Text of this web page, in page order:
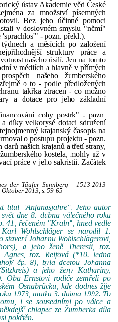
ústav Akademie věd České
za množství písemných
Bez jeho účinné pomoci
v doslovném smyslu "němí"
- pozn. překl.).
a měsících po založení
struktury práce a
našeho úsilí. Jen na tomto
v médiích a hlavně v přímých
našeho žumberského
o to - podle předložených
takřka ztracen - co možno
a dotace pro jeho základní
coby postrk" - pozn.
díky velkorysé dotaci sdružení
krajanský časopis na
o postupu projektu - pozn.
našich krajanů a třetí strany,
kostela, mohly už v
práce v jeho sakristii. Začátek
der Täufer Sonnberg - 1513-2013 -
2013, s. 59-65
titul "Anfangsjahre". Jeho autor
dne 8. dubna válečného roku
41, řečeném "Kraln", hned vedle
Wohlschläger se narodil 1.
stavení Johannu Wohlschlägerovi,
a jeho ženě Theresii, roz.
Agnes, roz. Reifová (*10. ledna
čp. 8), byla dcerou Johanna
a jeho ženy Kathariny,
Oba Ernstovi rodiče zemřeli po
Osnabrücku, kde dodnes žije
1973, matka 3. dubna 1992. To
i se sousedními po válce a
chlapec ze Žumberka díla
pokřtěn.